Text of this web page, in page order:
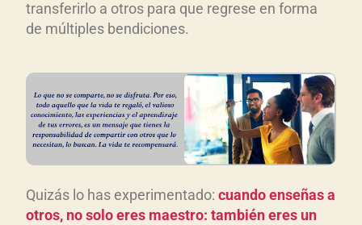
transferirlo a otros para que regrese en forma
de múltiples bendiciones.
Quizás lo has experimentado: cuando enseñas a
otros, no solo eres maestro: también eres un